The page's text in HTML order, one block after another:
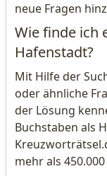
neue Fragen
Wie finde ich
Hafenstadt?
Mit Hilfe der
oder ähnliche
der Lösung
Buchstaben als
mehr als